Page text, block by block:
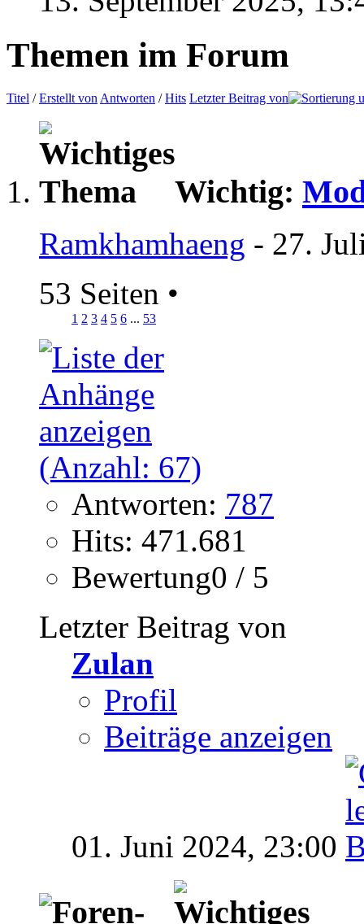
Themen im Forum
Titel /Erstellt von Antworten /Hits Letzter Beitrag von
Wichtig:
Ramkhamhaeng - 27.
53 Seiten •
1 2 3 4 5 6 ... 53
Antworten: 787
Hits: 471.681
Bewertung0 / 5
Letzter Beitrag von
Zulan
Profil
Beiträge anzeigen
01. Juni 2024, 23:00